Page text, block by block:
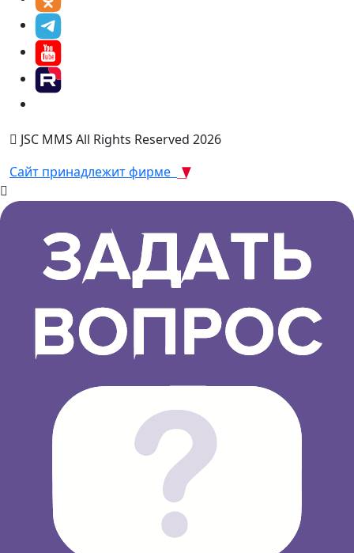
JSC MMS All Rights Reserved 2026
Сайт принадлежит фирме